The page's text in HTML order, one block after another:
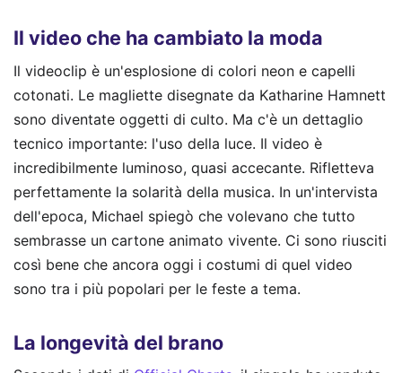
Il video che ha cambiato la moda
Il videoclip è un'esplosione di colori neon e capelli
cotonati. Le magliette disegnate da Katharine Hamnett
sono diventate oggetti di culto. Ma c'è un dettaglio
tecnico importante: l'uso della luce. Il video è
incredibilmente luminoso, quasi accecante. Rifletteva
perfettamente la solarità della musica. In un'intervista
dell'epoca, Michael spiegò che volevano che tutto
sembrasse un cartone animato vivente. Ci sono riusciti
così bene che ancora oggi i costumi di quel video
sono tra i più popolari per le feste a tema.
La longevità del brano